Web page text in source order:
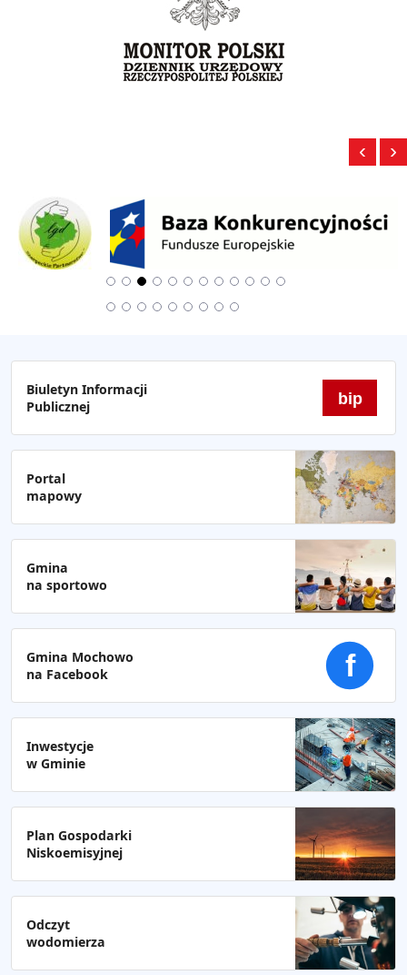
‹ ›
Biuletyn Informacji
Publicznej
bip
Portal
mapowy
Gmina
na sportowo
Gmina Mochowo
na Facebook
f
Inwestycje
w Gminie
Plan Gospodarki
Niskoemisyjnej
Odczyt
wodomierza